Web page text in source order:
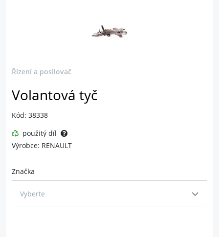
Řízení a posilovač
Volantová tyč
Kód: 38338
použitý díl
Výrobce: RENAULT
Značka
Vyberte